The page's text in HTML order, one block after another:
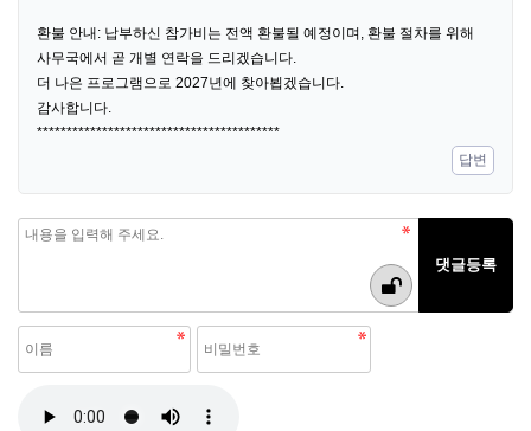
환불 안내: 납부하신 참가비는 전액 환불될 예정이며, 환불 절차를 위해
사무국에서 곧 개별 연락을 드리겠습니다.
더 나은 프로그램으로 2027년에 찾아뵙겠습니다.
감사합니다.
*****************************************
답변